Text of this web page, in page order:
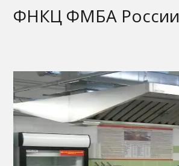
ФНКЦ ФМБА России